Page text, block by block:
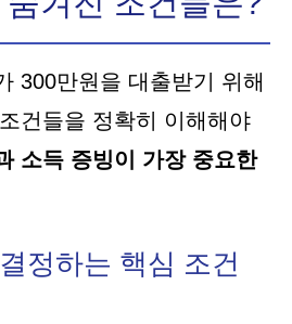
300만원을 대출받기 위해
건들을 정확히 이해해야
소득 증빙이 가장 중요한
정하는 핵심 조건